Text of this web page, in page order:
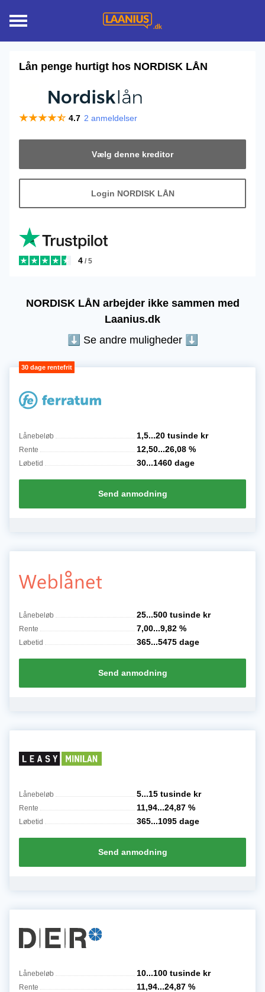
Lån penge hurtigt hos NORDISK LÅN
4.7 2 anmeldelser
Vælg denne kreditor
Login NORDISK LÅN
4 / 5
NORDISK LÅN arbejder ikke sammen med
Laanius.dk
⬇︎ Se andre muligheder ⬇
Lånebeløb 1,5...20 tusinde kr
Rente 12,50...26,08 %
Løbetid 30...1460 dage
Send anmodning
Lånebeløb 25...500 tusinde kr
Rente 7,00...9,82 %
Løbetid 365...5475 dage
Send anmodning
Lånebeløb 5...15 tusinde kr
Rente 11,94...24,87 %
Løbetid 365...1095 dage
Send anmodning
Lånebeløb 10...100 tusinde kr
Rente 11,94...24,87 %